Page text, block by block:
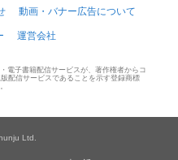
動画・バナー広告について
運営会社
電子書籍配信サービスが、著作権者からコ
配信サービスであることを示す登録商標
Ltd.